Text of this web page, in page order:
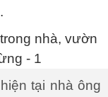
tại nhà ông